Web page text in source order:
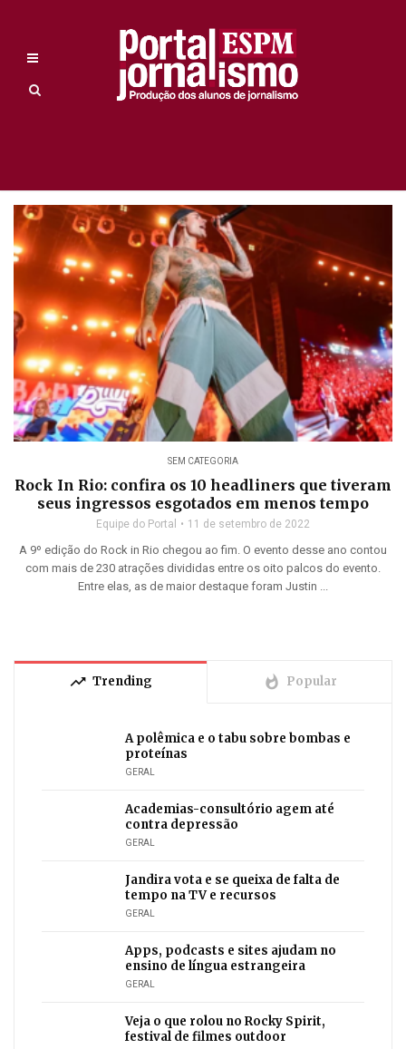
SEM CATEGORIA
Rock In Rio: confira os 10 headliners que tiveram
seus ingressos esgotados em menos tempo
Equipe do Portal 11 de setembro de 2022
A 9º edição do Rock in Rio chegou ao fim. O evento desse ano contou
com mais de 230 atrações divididas entre os oito palcos do evento.
Entre elas, as de maior destaque foram Justin ...
trending_up Trending whatshot Popular
A polêmica e o tabu sobre bombas e
proteínas
GERAL
Academias-consultório agem até
contra depressão
GERAL
Jandira vota e se queixa de falta de
tempo na TV e recursos
GERAL
Apps, podcasts e sites ajudam no
ensino de língua estrangeira
GERAL
Veja o que rolou no Rocky Spirit,
festival de filmes outdoor